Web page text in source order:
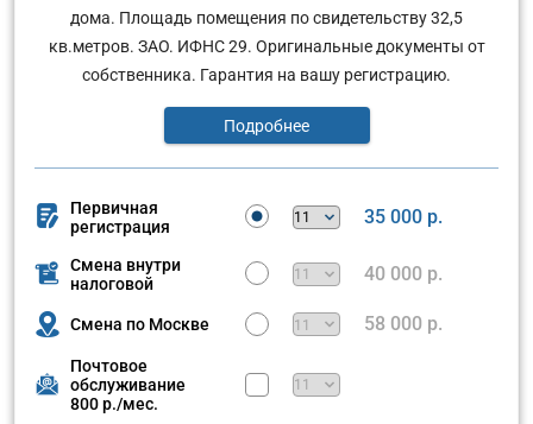
дома. Площадь помещения по свидетельству 32,5
кв.метров. ЗАО. ИФНС 29. Оригинальные документы от
собственника. Гарантия на вашу регистрацию.
Подробнее
Первичная
регистрация
35 000 р.
Смена внутри
налоговой
40 000 р.
Смена по Москве 58 000 р.
Почтовое
обслуживание
800 р./мес.